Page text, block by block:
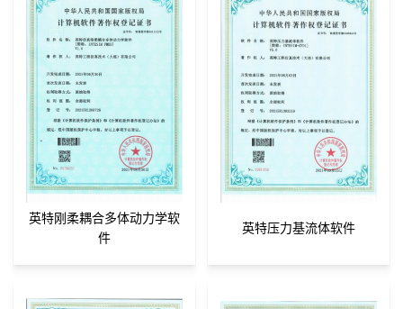
英特刚柔耦合多体动力学软
件
英特压力基流体软件